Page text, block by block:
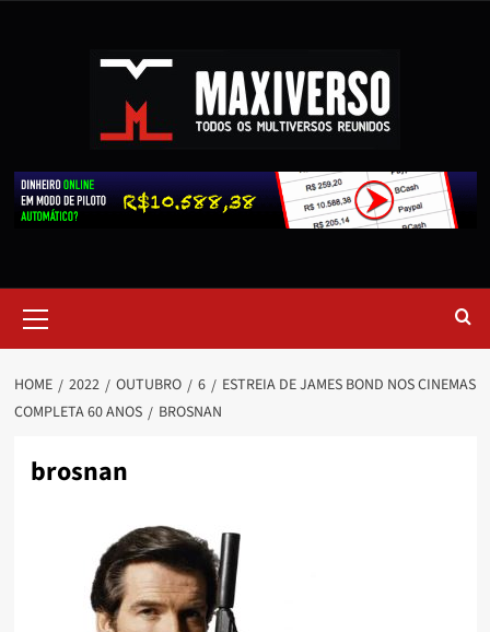
HOME 2022 OUTUBRO 6
ESTREIA DE JAMES BOND NOS CINEMAS
COMPLETA 60 ANOS
BROSNAN
brosnan